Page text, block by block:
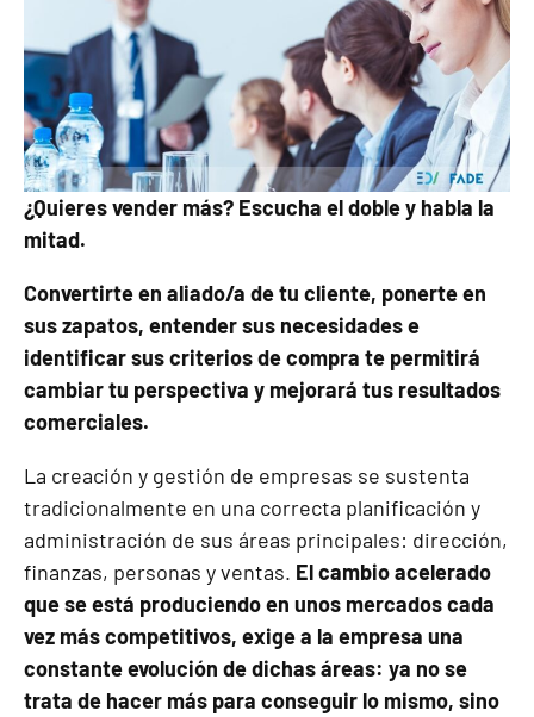
¿Quieres vender más? Escucha el doble y habla la
mitad.
Convertirte en aliado/a de tu cliente, ponerte en
sus zapatos, entender sus necesidades e
identificar sus criterios de compra te permitirá
cambiar tu perspectiva y mejorará tus resultados
comerciales.
La creación y gestión de empresas se sustenta
tradicionalmente en una correcta planificación y
administración de sus áreas principales: dirección,
finanzas, personas y ventas. El cambio acelerado
que se está produciendo en unos mercados cada
vez más competitivos, exige a la empresa una
constante evolución de dichas áreas: ya no se
trata de hacer más para conseguir lo mismo, sino